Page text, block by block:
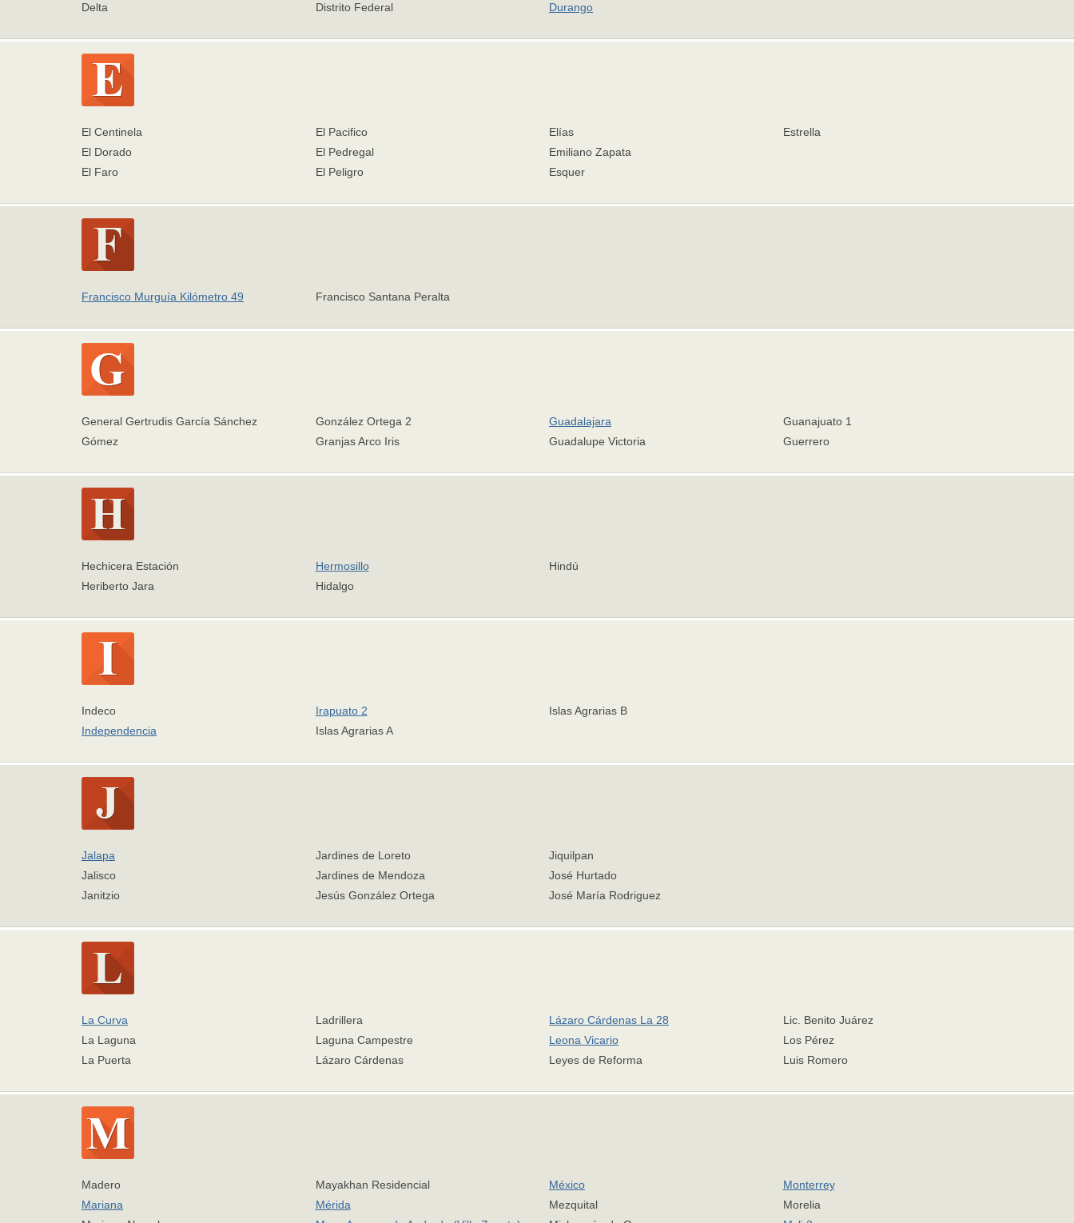
Delta
Distrito Federal
Durango
El Centinela
El Dorado
El Faro
El Pacifico
El Pedregal
El Peligro
Elías
Emiliano Zapata
Esquer
Estrella
Francisco Murguía Kilómetro 49 Francisco Santana Peralta
General Gertrudis García Sánchez
Gómez
González Ortega 2
Granjas Arco Iris
Guadalajara
Guadalupe Victoria
Guanajuato 1
Guerrero
Hechicera Estación
Heriberto Jara
Hermosillo
Hidalgo
Hindú
Indeco
Independencia
Irapuato 2
Islas Agrarias A
Islas Agrarias B
Jalapa
Jalisco
Janitzio
Jardines de Loreto
Jardines de Mendoza
Jesús González Ortega
Jiquilpan
José Hurtado
José María Rodriguez
La Curva
La Laguna
La Puerta
Ladrillera
Laguna Campestre
Lázaro Cárdenas
Lázaro Cárdenas La 28
Leona Vicario
Leyes de Reforma
Lic. Benito Juárez
Los Pérez
Luis Romero
Madero
Mariana
Mayakhan Residencial
Mérida
México
Mezquital
Monterrey
Morelia